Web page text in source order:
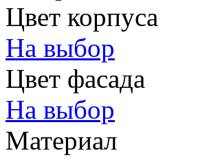
Цвет корпуса
На выбор
Цвет фасада
На выбор
Материал